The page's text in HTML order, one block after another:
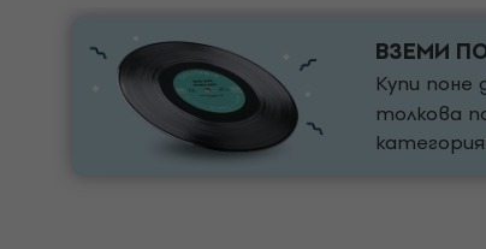
ВЗЕМИ
Купи поне
толкова